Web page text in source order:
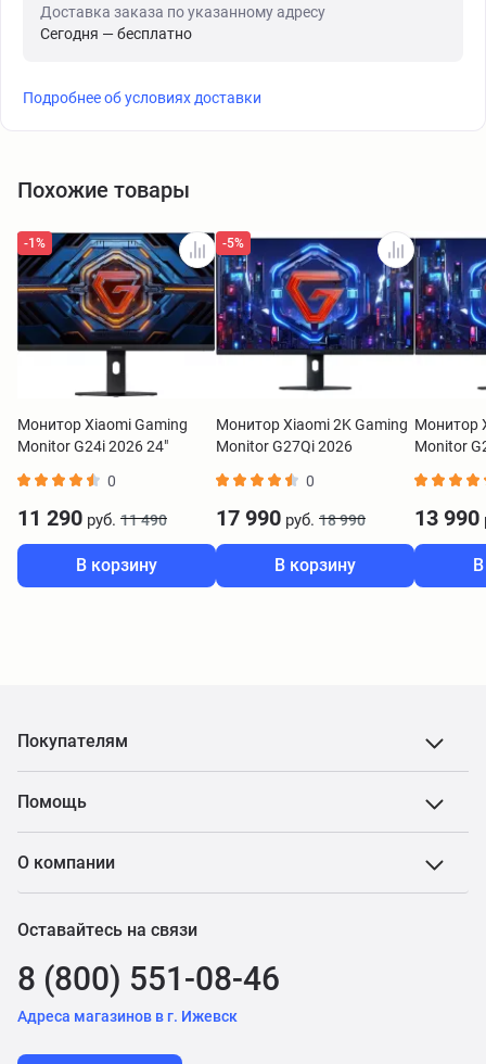
Доставка заказа по указанному адресу
Сегодня — бесплатно
Подробнее об условиях доставки
Похожие товары
-1%
Монитор Xiaomi Gaming
Monitor G24i 2026 24"
0
11 290 руб. 11 490
В корзину
-5%
Монитор Xiaomi 2K Gaming
Monitor G27Qi 2026
0
17 990 руб. 18 990
В корзину
Монитор
Monitor
13 990
Покупателям
Помощь
О компании
Оставайтесь на связи
8 (800) 551-08-46
Адреса магазинов в г. Ижевск